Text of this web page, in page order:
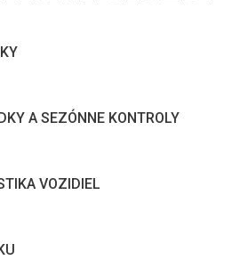
A SEZÓNNE KONTROLY
VOZIDIEL